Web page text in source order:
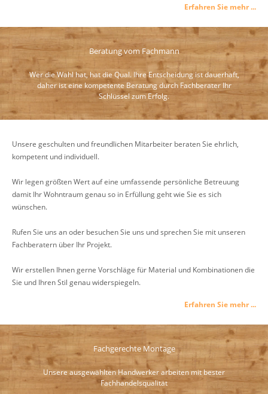
Erfahren Sie mehr ...
Beratung vom Fachmann
Wer die Wahl hat, hat die Qual. Ihre Entscheidung ist dauerhaft,
daher ist eine kompetente Beratung durch Fachberater Ihr
Schlüssel zum Erfolg.
Unsere geschulten und freundlichen Mitarbeiter beraten Sie ehrlich,
kompetent und individuell.
Wir legen größten Wert auf eine umfassende persönliche Betreuung
damit Ihr Wohntraum genau so in Erfüllung geht wie Sie es sich
wünschen.
Rufen Sie uns an oder besuchen Sie uns und sprechen Sie mit unseren
Fachberatern über Ihr Projekt.
Wir erstellen Ihnen gerne Vorschläge für Material und Kombinationen die
Sie und Ihren Stil genau widerspiegeln.
Erfahren Sie mehr ...
Fachgerechte Montage
Unsere ausgewählten Handwerker arbeiten mit bester
Fachhandelsqualität